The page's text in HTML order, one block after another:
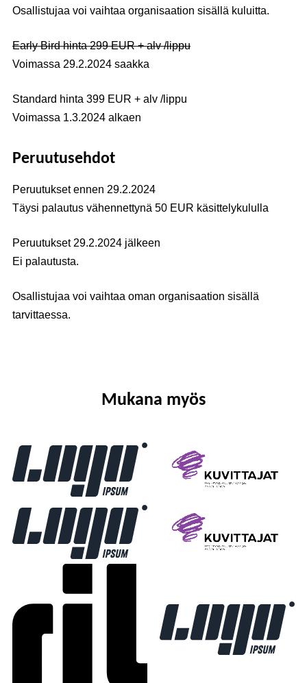
Osallistujaa voi vaihtaa organisaation sisällä kuluitta.
Early Bird hinta 299 EUR + alv /lippu
Voimassa 29.2.2024 saakka
Standard hinta 399 EUR + alv /lippu
Voimassa 1.3.2024 alkaen
Peruutusehdot
Peruutukset ennen 29.2.2024
Täysi palautus vähennettynä 50 EUR käsittelykululla
Peruutukset 29.2.2024 jälkeen
Ei palautusta.
Osallistujaa voi vaihtaa oman organisaation sisällä
tarvittaessa.
Mukana myös